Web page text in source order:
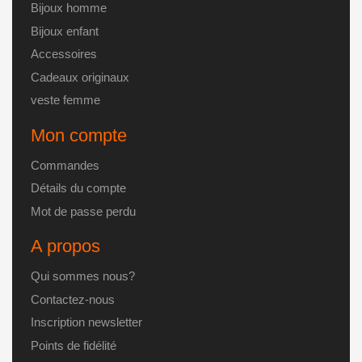
Bijoux homme
Bijoux enfant
Accessoires
Cadeaux originaux
veste femme
Mon compte
Commandes
Détails du compte
Mot de passe perdu
A propos
Qui sommes nous?
Contactez-nous
Inscription newsletter
Points de fidélité